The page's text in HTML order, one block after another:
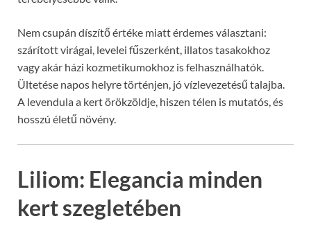
Nem csupán díszítő értéke miatt érdemes választani:
szárított virágai, levelei fűszerként, illatos tasakokhoz
vagy akár házi kozmetikumokhoz is felhasználhatók.
Ültetése napos helyre történjen, jó vízlevezetésű talajba.
A levendula a kert örökzöldje, hiszen télen is mutatós, és
hosszú életű növény.
Liliom: Elegancia minden
kert szegletében